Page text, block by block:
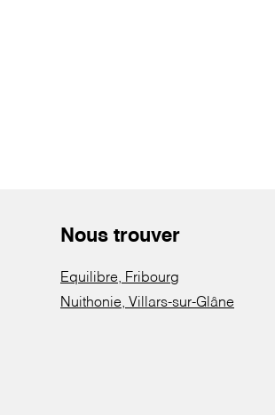
Nous trouver
Equilibre, Fribourg
Nuithonie, Villars-sur-Glâne